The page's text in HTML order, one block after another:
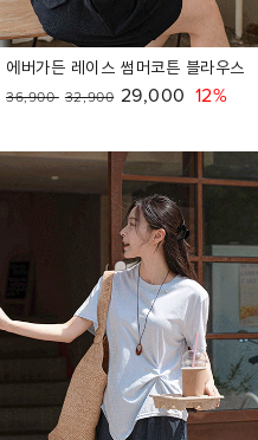
에버가든 레이스 썸머코튼 블라우스
36,900 32,900 29,000 12%